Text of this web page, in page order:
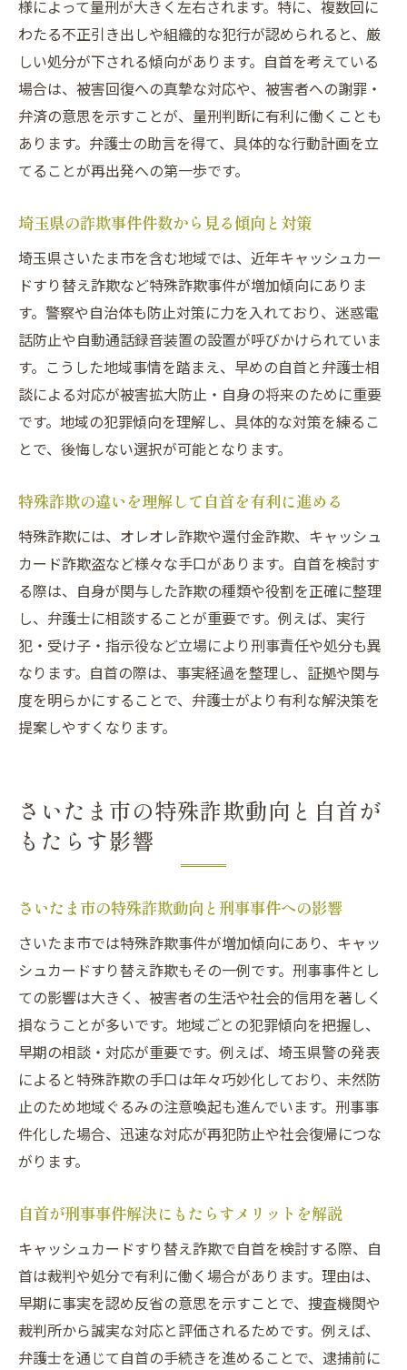
様によって量刑が大きく左右されます。特に、複数回に
わたる不正引き出しや組織的な犯行が認められると、厳
しい処分が下される傾向があります。自首を考えている
場合は、被害回復への真摯な対応や、被害者への謝罪・
弁済の意思を示すことが、量刑判断に有利に働くことも
あります。弁護士の助言を得て、具体的な行動計画を立
てることが再出発への第一歩です。
埼玉県の詐欺事件件数から見る傾向と対策
埼玉県さいたま市を含む地域では、近年キャッシュカー
ドすり替え詐欺など特殊詐欺事件が増加傾向にありま
す。警察や自治体も防止対策に力を入れており、迷惑電
話防止や自動通話録音装置の設置が呼びかけられていま
す。こうした地域事情を踏まえ、早めの自首と弁護士相
談による対応が被害拡大防止・自身の将来のために重要
です。地域の犯罪傾向を理解し、具体的な対策を練るこ
とで、後悔しない選択が可能となります。
特殊詐欺の違いを理解して自首を有利に進める
特殊詐欺には、オレオレ詐欺や還付金詐欺、キャッシュ
カード詐欺盗など様々な手口があります。自首を検討す
る際は、自身が関与した詐欺の種類や役割を正確に整理
し、弁護士に相談することが重要です。例えば、実行
犯・受け子・指示役など立場により刑事責任や処分も異
なります。自首の際は、事実経過を整理し、証拠や関与
度を明らかにすることで、弁護士がより有利な解決策を
提案しやすくなります。
さいたま市の特殊詐欺動向と自首が
もたらす影響
さいたま市の特殊詐欺動向と刑事事件への影響
さいたま市では特殊詐欺事件が増加傾向にあり、キャッ
シュカードすり替え詐欺もその一例です。刑事事件とし
ての影響は大きく、被害者の生活や社会的信用を著しく
損なうことが多いです。地域ごとの犯罪傾向を把握し、
早期の相談・対応が重要です。例えば、埼玉県警の発表
によると特殊詐欺の手口は年々巧妙化しており、未然防
止のため地域ぐるみの注意喚起も進んでいます。刑事事
件化した場合、迅速な対応が再犯防止や社会復帰につな
がります。
自首が刑事事件解決にもたらすメリットを解説
キャッシュカードすり替え詐欺で自首を検討する際、自
首は裁判や処分で有利に働く場合があります。理由は、
早期に事実を認め反省の意思を示すことで、捜査機関や
裁判所から誠実な対応と評価されるためです。例えば、
弁護士を通じて自首の手続きを進めることで、逮捕前に